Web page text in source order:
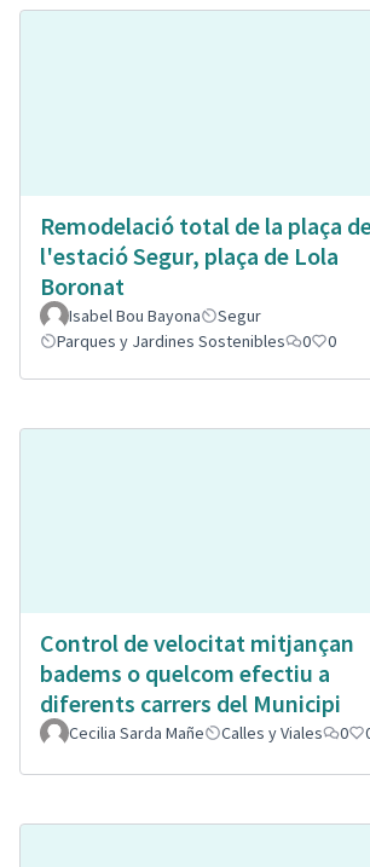
Remodelació total de la plaça
l'estació Segur, plaça de Lola
Boronat
Isabel Bou Bayona
Segur
Parques y Jardines Sostenibles
0 0
Control de velocitat mitjançan
badems o quelcom efectiu a
diferents carrers del Municipi
Cecilia Sarda Mañe Calles y Viales 0